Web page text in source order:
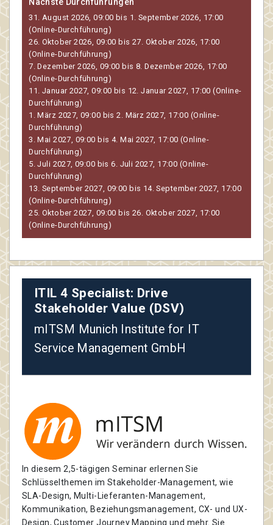
31. August 2026, 09:00 bis 1. September 2026, 17:00
(Online-Durchführung)
26. Oktober 2026, 09:00 bis 27. Oktober 2026, 17:00
(Online-Durchführung)
7. Dezember 2026, 09:00 bis 8. Dezember 2026, 17:00
(Online-Durchführung)
11. Januar 2027, 09:00 bis 12. Januar 2027, 17:00 (Online-
Durchführung)
1. März 2027, 09:00 bis 2. März 2027, 17:00 (Online-
Durchführung)
3. Mai 2027, 09:00 bis 4. Mai 2027, 17:00 (Online-
Durchführung)
5. Juli 2027, 09:00 bis 6. Juli 2027, 17:00 (Online-
Durchführung)
13. September 2027, 09:00 bis 14. September 2027, 17:00
(Online-Durchführung)
25. Oktober 2027, 09:00 bis 26. Oktober 2027, 17:00
(Online-Durchführung)
ITIL 4 Specialist: Drive
Stakeholder Value (DSV)
mITSM Munich Institute for IT
Service Management GmbH
In diesem 2,5-tägigen Seminar erlernen Sie
Schlüsselthemen im Stakeholder-Management, wie
SLA-Design, Multi-Lieferanten-Management,
Kommunikation, Beziehungsmanagement, CX- und UX-
Design, Customer Journey Mapping und mehr. Sie